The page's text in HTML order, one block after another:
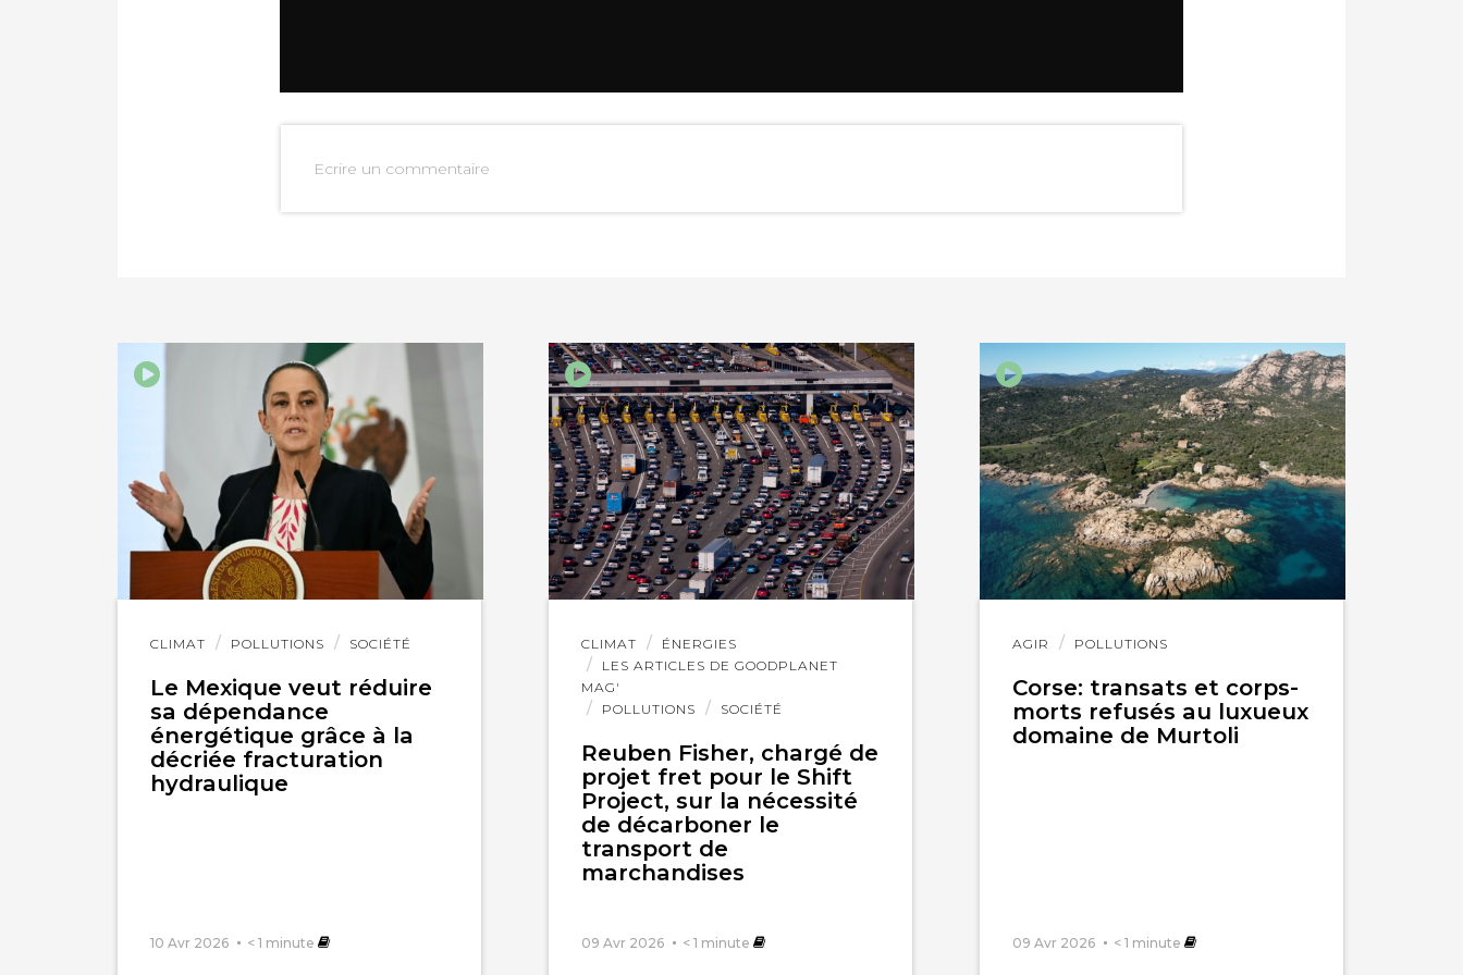
IMPRIMER
Ecrire un commentaire
CLIMAT POLLUTIONS SOCIÉTÉ
Le Mexique veut réduire
sa dépendance
énergétique grâce à la
décriée fracturation
hydraulique
10 Avr 2026 < 1 minute
Lire
CLIMAT
ÉNERGIES
LES ARTICLES DE GOODPLANET
MAG'
POLLUTIONS
SOCIÉTÉ
Reuben Fisher, chargé de
projet fret pour le Shift
Project, sur la nécessité
de décarboner le
transport de
marchandises
09 Avr 2026 < 1 minute
Lire
l'article
AGIR POLLUTIONS
Corse: transats et corps-
morts refusés au luxueux
domaine de Murtoli
09 Avr 2026 < 1 minute
Lire